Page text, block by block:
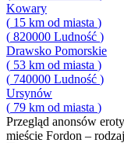
Kowary
( 15 km od miasta )
( 820000 Ludność )
Drawsko Pomorskie
( 53 km od miasta )
( 740000 Ludność )
Ursynów
( 79 km od miasta )
Przegląd anonsów
mieście Fordon –